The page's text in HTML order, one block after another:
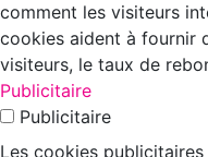
comment les visiteurs
cookies aident à fournir
visiteurs, le taux de
Publicitaire
Publicitaire
Les cookies